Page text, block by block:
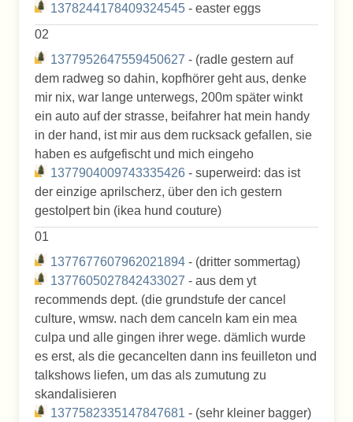
1378244178409324545 - easter eggs
02
1377952647559450627 - (radle gestern auf
dem radweg so dahin, kopfhörer geht aus, denke
mir nix, war lange unterwegs, 200m später winkt
ein auto auf der strasse, beifahrer hat mein handy
in der hand, ist mir aus dem rucksack gefallen, sie
haben es aufgefischt und mich eingeho
1377904009743335426 - superweird: das ist
der einzige aprilscherz, über den ich gestern
gestolpert bin (ikea hund couture)
01
1377677607962021894 - (dritter sommertag)
1377605027842433027 - aus dem yt
recommends dept. (die grundstufe der cancel
culture, wmsw. nach dem canceln kam ein mea
culpa und alle gingen ihrer wege. dämlich wurde
es erst, als die gecancelten dann ins feuilleton und
talkshows liefen, um das als zumutung zu
skandalisieren
1377582335147847681 - (sehr kleiner bagger)